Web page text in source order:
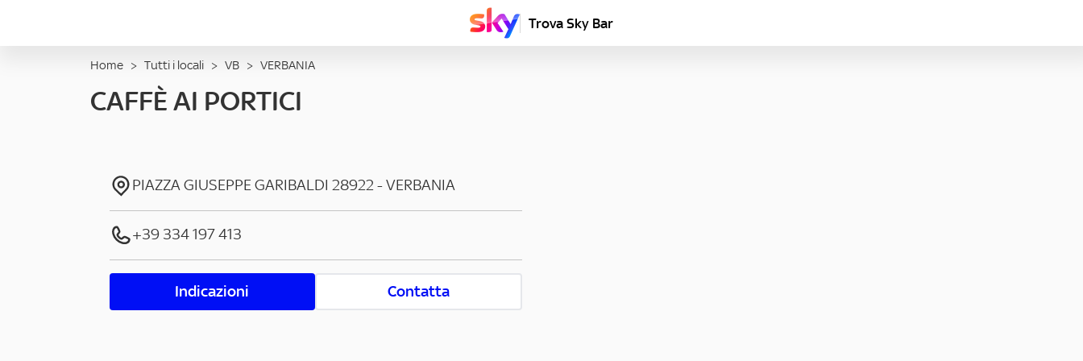
Trova Sky Bar
Home > Tutti i locali > VB > VERBANIA
CAFFÈ AI PORTICI
PIAZZA GIUSEPPE GARIBALDI 28922-VERBANIA
+39 334 197 413
Indicazioni Contatta